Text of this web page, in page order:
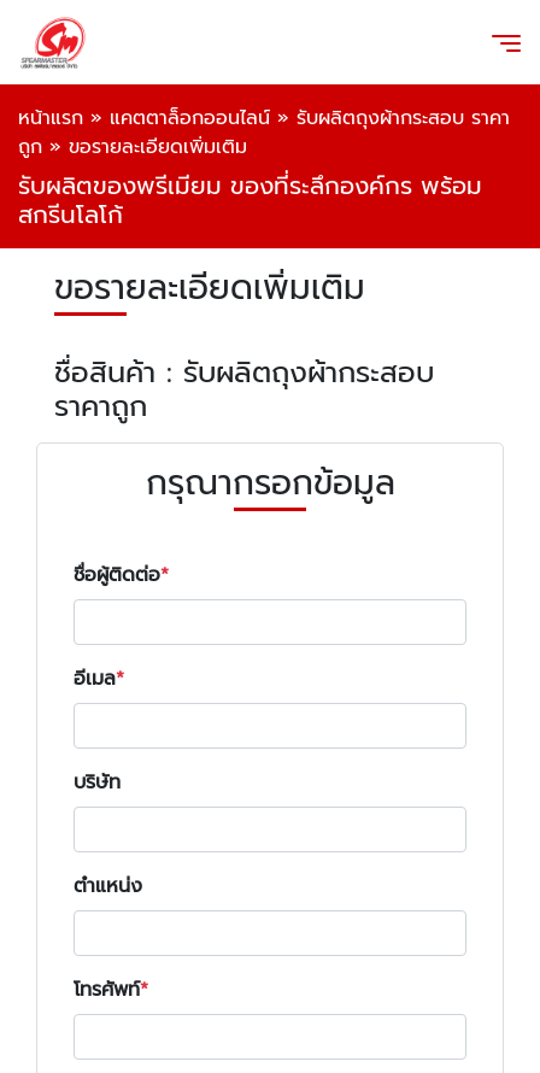
หน้าแรก » แคตตาล็อกออนไลน์ » รับผลิตถุงผ้ากระสอบ ราคา
ถูก » ขอรายละเอียดเพิ่มเติม
รับผลิตของพรีเมียม ของที่ระลึกองค์กร พร้อม
สกรีนโลโก้
ขอรายละเอียดเพิ่มเติม
ชื่อสินค้า : รับผลิตถุงผ้ากระสอบ
ราคาถูก
กรุณากรอกข้อมูล
ชื่อผู้ติดต่อ
อีเมล
บริษัท
ตำแหน่ง
โทรศัพท์